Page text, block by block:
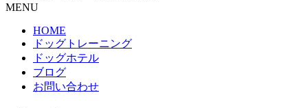
MENU
HOME
ドッグトレーニング
ドッグホテル
ブログ
お問い合わせ